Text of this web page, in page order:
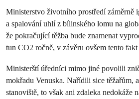
Ministerstvo životního prostředí záměrně
a spalování uhlí z bílinského lomu na
že pokračující těžba bude znamenat
tun CO2 ročně, v závěru ovšem tento
Ministerští úředníci mimo jiné povolili
mokřadu Venuska. Nařídili sice těžařům,
stanoviště, to však ani zdaleka nedokáže